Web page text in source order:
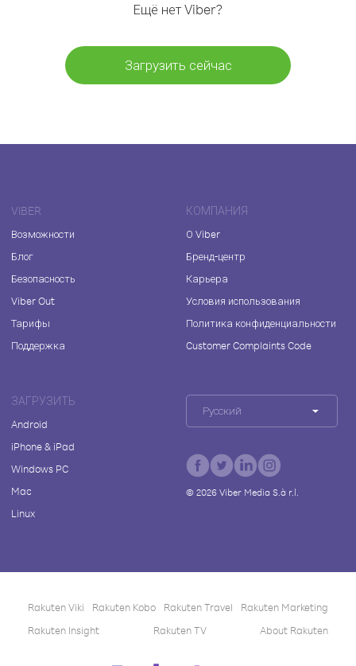
Ещё нет Viber?
Загрузить сейчас
VIBER
Возможности
Блог
Безопасность
Viber Out
Тарифы
Поддержка
КОМПАНИЯ
О Viber
Бренд-центр
Карьера
Условия использования
Политика конфиденциальности
Customer Complaints Code
ЗАГРУЗИТЬ
Android
iPhone & iPad
Windows PC
Mac
Linux
Русский
© 2026Viber Media S.à r.l.
Rakuten Viki Rakuten Kobo Rakuten Travel
Rakuten Marketing
Rakuten Insight
Rakuten TV About Rakuten